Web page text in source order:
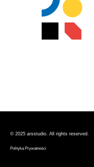
© 2025 arsstudio. All rights reserved.
Polityka Prywatności